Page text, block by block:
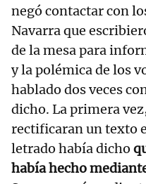
negó contactar con
Navarra que
de la mesa para
y la polémica de los
hablado dos veces
dicho. La primera
rectificaran un texto
letrado había dicho
había hecho